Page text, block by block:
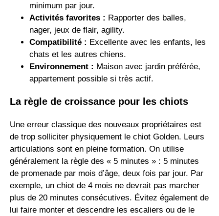
minimum par jour.
Activités favorites : Rapporter des balles,
nager, jeux de flair, agility.
Compatibilité : Excellente avec les enfants, les
chats et les autres chiens.
Environnement : Maison avec jardin préférée,
appartement possible si très actif.
La règle de croissance pour les chiots
Une erreur classique des nouveaux propriétaires est
de trop solliciter physiquement le chiot Golden. Leurs
articulations sont en pleine formation. On utilise
généralement la règle des « 5 minutes » : 5 minutes
de promenade par mois d’âge, deux fois par jour. Par
exemple, un chiot de 4 mois ne devrait pas marcher
plus de 20 minutes consécutives. Évitez également de
lui faire monter et descendre les escaliers ou de le